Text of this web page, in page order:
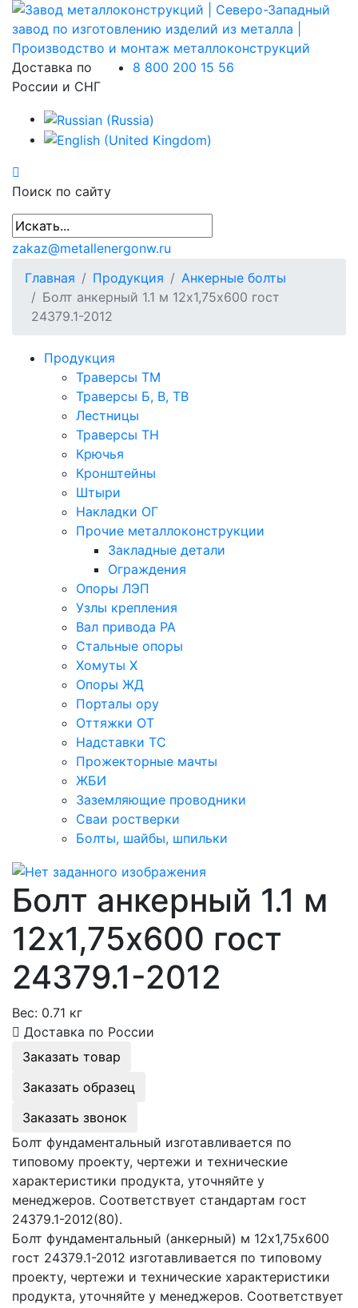
Доставка по
России и СНГ
8 800 200 15 56
Поиск по сайту
zakaz@metallenergonw.ru
Главная
Продукция
Анкерные болты
Болт анкерный 1.1 м 12х1,75х600 гост
24379.1-2012
Продукция
Траверсы ТМ
Траверсы Б, В, ТВ
Лестницы
Траверсы ТН
Крючья
Кронштейны
Штыри
Накладки ОГ
Прочие металлоконструкции
Закладные детали
Ограждения
Опоры ЛЭП
Узлы крепления
Вал привода РА
Стальные опоры
Хомуты Х
Опоры ЖД
Порталы ору
Оттяжки ОТ
Надставки ТС
Прожекторные мачты
ЖБИ
Заземляющие проводники
Сваи ростверки
Болты, шайбы, шпильки
Болт анкерный 1.1 м
12х1,75х600 гост
24379.1-2012
Вес: 0.71 кг
Доставка по России
Заказать товар
Заказать образец
Заказать звонок
Болт фундаментальный изготавливается по
типовому проекту, чертежи и технические
характеристики продукта, уточняйте у
менеджеров. Соответствует стандартам гост
24379.1-2012(80).
Болт фундаментальный (анкерный) м 12х1,75х600
гост 24379.1-2012 изготавливается по типовому
проекту, чертежи и технические характеристики
продукта, уточняйте у менеджеров. Соответствует